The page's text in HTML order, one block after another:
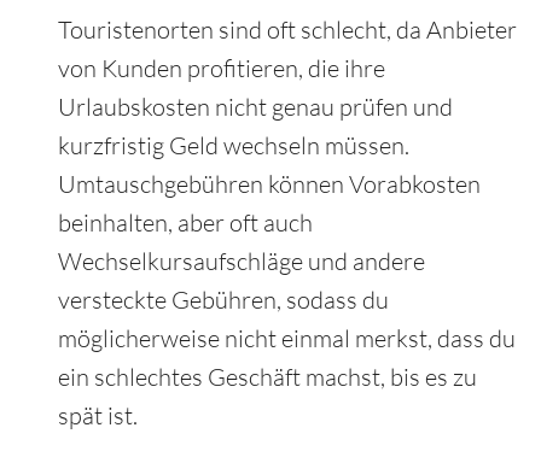
Touristenorten sind oft schlecht, da Anbieter
von Kunden profitieren, die ihre
Urlaubskosten nicht genau prüfen und
kurzfristig Geld wechseln müssen.
Umtauschgebühren können Vorabkosten
beinhalten, aber oft auch
Wechselkursaufschläge und andere
versteckte Gebühren, sodass du
möglicherweise nicht einmal merkst, dass du
ein schlechtes Geschäft machst, bis es zu
spät ist.